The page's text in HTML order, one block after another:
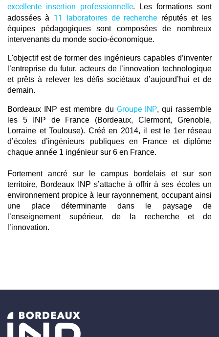
excellente insertion professionnelle. Les formations sont
adossées à 11 laboratoires de recherche réputés et les
équipes pédagogiques sont composées de nombreux
intervenants du monde socio-économique.
L'objectif est de former des ingénieurs capables d’inventer
l’entreprise du futur, acteurs de l’innovation technologique
et prêts à relever les défis sociétaux d’aujourd’hui et de
demain.
Bordeaux INP est membre du Groupe INP, qui rassemble
les 5 INP de France (Bordeaux, Clermont, Grenoble,
Lorraine et Toulouse). Créé en 2014, il est le 1er réseau
d’écoles d’ingénieurs publiques en France et diplôme
chaque année 1 ingénieur sur 6 en France.
Fortement ancré sur le campus bordelais et sur son
territoire, Bordeaux INP s’attache à offrir à ses écoles un
environnement propice à leur rayonnement, occupant ainsi
une place déterminante dans le paysage de
l’enseignement supérieur, de la recherche et de
l’innovation.